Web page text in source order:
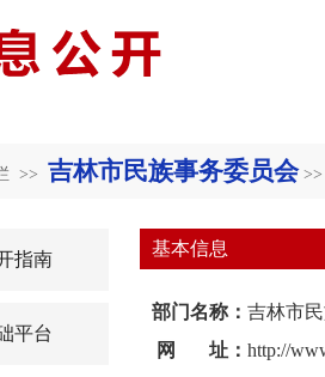
>> 吉林市民族事务委员会>>
基本信息
部门名称： 吉林市
网 址： http://
指南
平台